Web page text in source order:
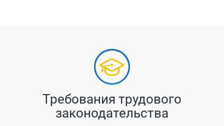
Требования трудового
законодательства